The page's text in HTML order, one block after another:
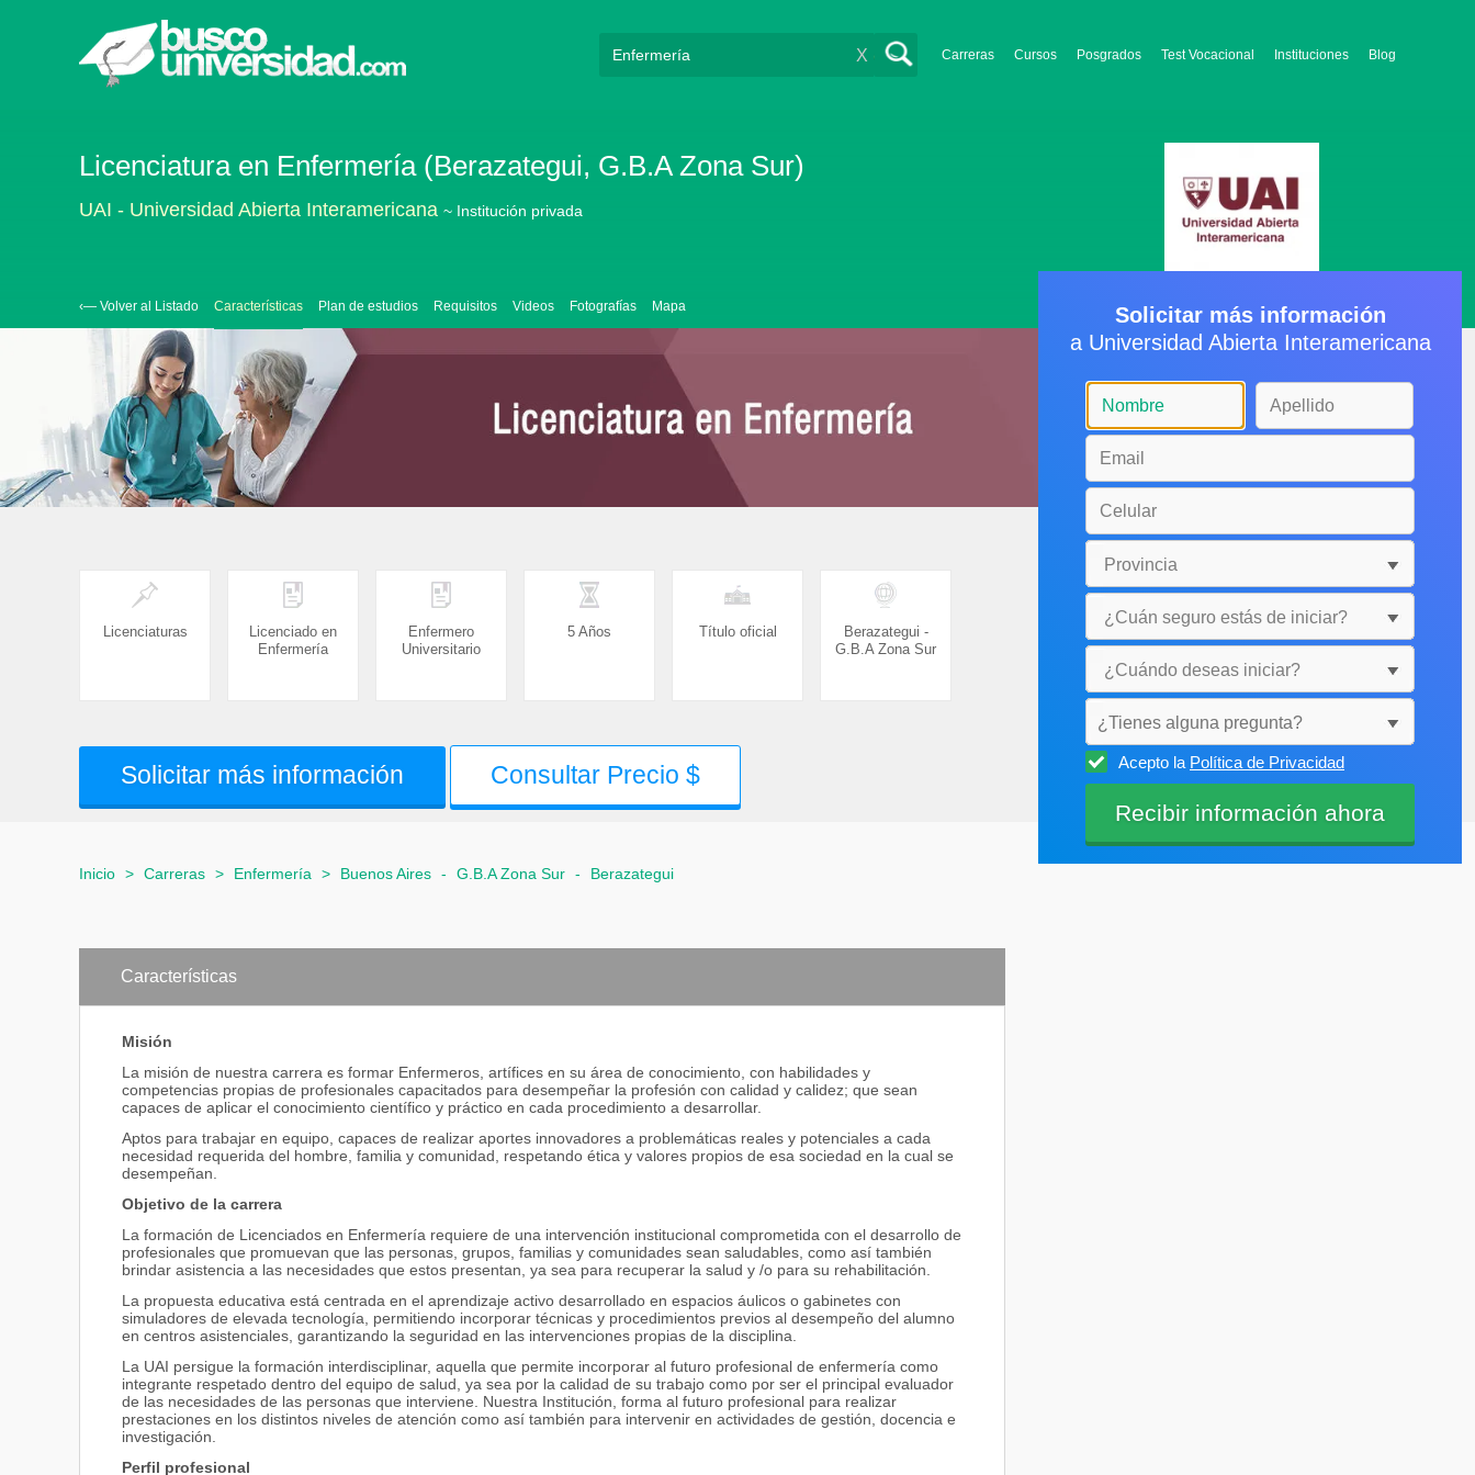
Carreras Cursos Posgrados Test Vocacional Instituciones Blog
X
Licenciatura en Enfermería (Berazategui, G.B.A Zona Sur)
UAI - Universidad Abierta Interamericana ~ Institución privada
‹— Volver al Listado Características Plan de estudios Requisitos Videos Fotografías Mapa
Licenciaturas
Licenciado en
Enfermería
Enfermero
Universitario
5 Años Título oficial
Berazategui -
G.B.A Zona Sur
Solicitar más información Consultar Precio $
Inicio > Carreras > Enfermería > Buenos Aires - G.B.A Zona Sur - Berazategui
Características
Misión
La misión de nuestra carrera es formar Enfermeros, artífices en su área de conocimiento, con habilidades y
competencias propias de profesionales capacitados para desempeñar la profesión con calidad y calidez; que sean
capaces de aplicar el conocimiento científico y práctico en cada procedimiento a desarrollar.
Aptos para trabajar en equipo, capaces de realizar aportes innovadores a problemáticas reales y potenciales a cada
necesidad requerida del hombre, familia y comunidad, respetando ética y valores propios de esa sociedad en la cual se
desempeñan.
Objetivo de la carrera
La formación de Licenciados en Enfermería requiere de una intervención institucional comprometida con el desarrollo de
profesionales que promuevan que las personas, grupos, familias y comunidades sean saludables, como así también
brindar asistencia a las necesidades que estos presentan, ya sea para recuperar la salud y /o para su rehabilitación.
La propuesta educativa está centrada en el aprendizaje activo desarrollado en espacios áulicos o gabinetes con
simuladores de elevada tecnología, permitiendo incorporar técnicas y procedimientos previos al desempeño del alumno
en centros asistenciales, garantizando la seguridad en las intervenciones propias de la disciplina.
La UAI persigue la formación interdisciplinar, aquella que permite incorporar al futuro profesional de enfermería como
integrante respetado dentro del equipo de salud, ya sea por la calidad de su trabajo como por ser el principal evaluador
de las necesidades de las personas que interviene. Nuestra Institución, forma al futuro profesional para realizar
prestaciones en los distintos niveles de atención como así también para intervenir en actividades de gestión, docencia e
investigación.
Perfil profesional
Solicitar más información
a Universidad Abierta Interamericana
¿Tienes alguna pregunta?
Selecciónala
Acepto la Política de Privacidad